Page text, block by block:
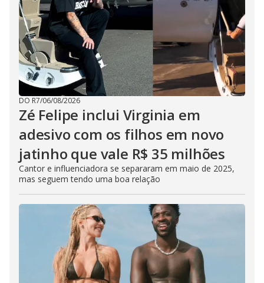
DO R7/06/08/2026
Zé Felipe inclui Virginia em
adesivo com os filhos em novo
jatinho que vale R$ 35 milhões
Cantor e influenciadora se separaram em maio de 2025,
mas seguem tendo uma boa relação